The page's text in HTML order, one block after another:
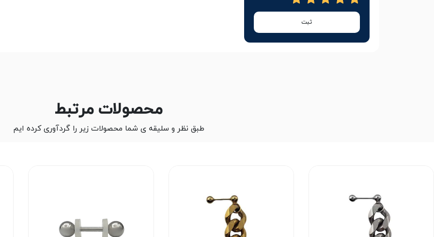
ثبت
محصولات مرتبط
طبق نظر و سلیقه ی شما محصولات زیر را گردآوری کرده ایم